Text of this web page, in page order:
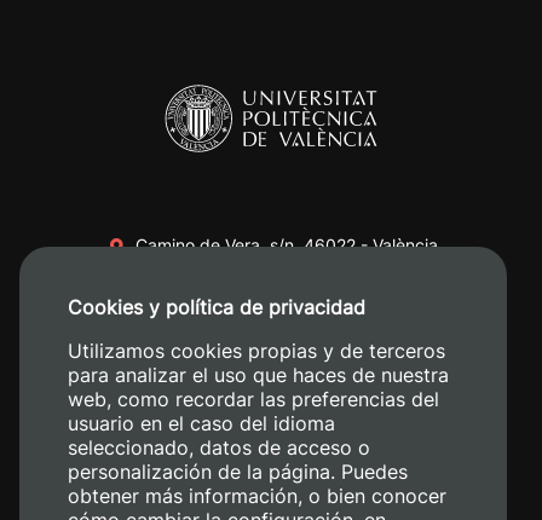
Camino de Vera, s/n. 46022 - València
+34 620 04 00 50
Cookies y política de privacidad
Utilizamos cookies propias y de terceros
para analizar el uso que haces de nuestra
web, como recordar las preferencias del
usuario en el caso del idioma
seleccionado, datos de acceso o
personalización de la página. Puedes
obtener más información, o bien conocer